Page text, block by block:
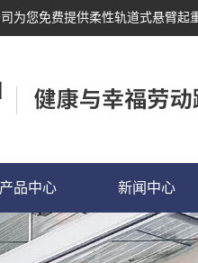
为您免费提供柔性轨道式悬臂起
产品中心 新闻中心